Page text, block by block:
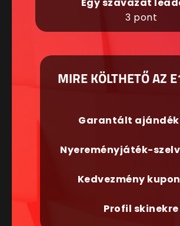
Egy szavazat
3 pont
MIRE KÖLTHETŐ AZ
Garantált
Nyereményjáték-
Kedvezmény
Profil skinekre